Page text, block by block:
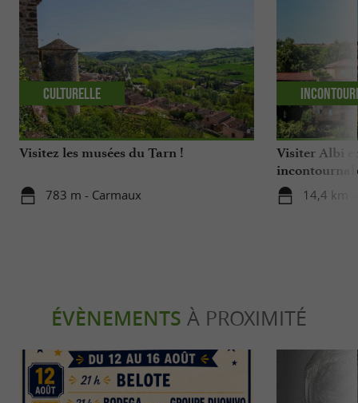
Visitez les musées du Tarn !
783 m - Carmaux
Culturelle
Visiter Albi
14,4 km
ÉVÈNEMENTS À PROXIMITÉ